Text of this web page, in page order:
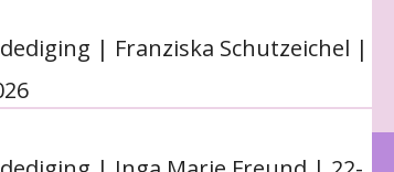
| Franziska Schutzeichel |